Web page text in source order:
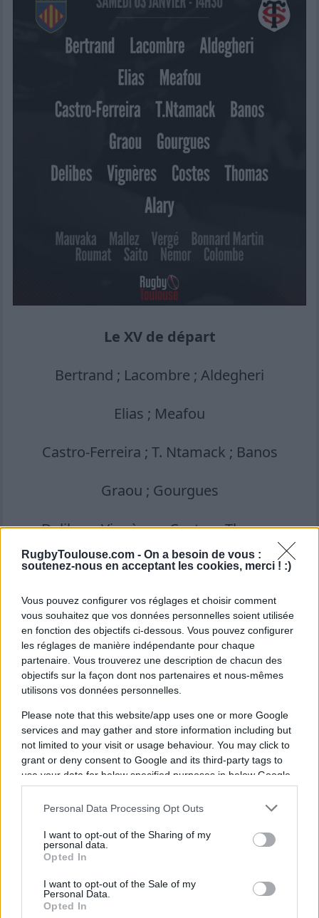
RugbyToulouse.com - On a besoin de vous :
soutenez-nous en acceptant les cookies, merci ! :)
Vous pouvez configurer vos réglages et choisir comment
vous souhaitez que vos données personnelles soient utilisée
en fonction des objectifs ci-dessous. Vous pouvez configurer
les réglages de manière indépendante pour chaque
partenaire. Vous trouverez une description de chacun des
objectifs sur la façon dont nos partenaires et nous-mêmes
utilisons vos données personnelles.
Please note that this website/app uses one or more Google
services and may gather and store information including but
not limited to your visit or usage behaviour. You may click to
grant or deny consent to Google and its third-party tags to
use your data for below specified purposes in below Google
consent section.
Personal Data Processing Opt Outs
I want to opt-out of the Sharing of my
personal data.
Opted In
I want to opt-out of the Sale of my
Personal Data.
Opted In
Le XV de départ
Bertrand ; Lacombre ; Aldegheri
Elias ; Meafou
Castro-Ferreira ; T. Ntamack ; Banos
Graou ; Gourgues
Delibes ; Vignères ; Costes ; Thomas
Alary
Le banc
Mauvaka ; Mallez ; Vergé ; Bonnard Martin
Roumat ; Saito ; Nemor ; Colombe
Ajouter RugbyToulouse.com
à vos sources préférées
Perpignan - Toulouse